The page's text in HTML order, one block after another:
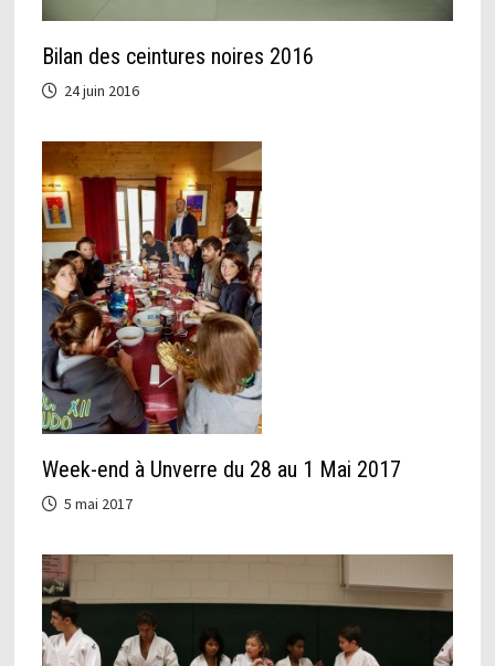
Bilan des ceintures noires 2016
24 juin 2016
Week-end à Unverre du 28 au 1 Mai 2017
5 mai 2017